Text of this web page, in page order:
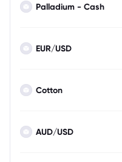
Palladium - Cash
EUR/USD
Cotton
AUD/USD